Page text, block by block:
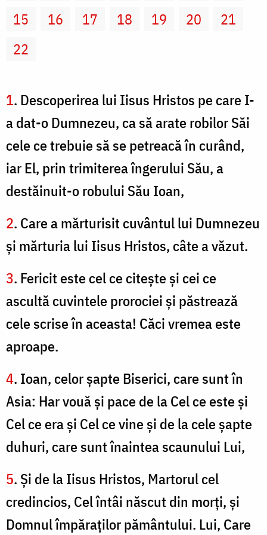
15
16 17 18 19 20
21
22
1. Descoperirea lui Iisus Hristos pe care I-
a dat-o Dumnezeu, ca să arate robilor Săi
cele ce trebuie să se petreacă în curând,
iar El, prin trimiterea îngerului Său, a
destăinuit-o robului Său Ioan,
2. Care a mărturisit cuvântul lui Dumnezeu
şi mărturia lui Iisus Hristos, câte a văzut.
3. Fericit este cel ce citeşte şi cei ce
ascultă cuvintele prorociei şi păstrează
cele scrise în aceasta! Căci vremea este
aproape.
4. Ioan, celor şapte Biserici, care sunt în
Asia: Har vouă şi pace de la Cel ce este şi
Cel ce era şi Cel ce vine şi de la cele şapte
duhuri, care sunt înaintea scaunului Lui,
5. Şi de la Iisus Hristos, Martorul cel
credincios, Cel întâi născut din morţi, şi
Domnul împăraţilor pământului. Lui, Care